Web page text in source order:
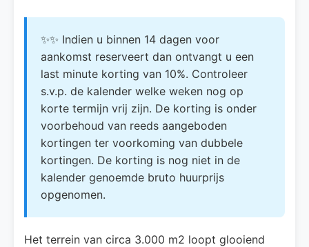
✨✨ Indien u binnen 14 dagen voor
aankomst reserveert dan ontvangt u een
last minute korting van 10%. Controleer
s.v.p. de kalender welke weken nog op
korte termijn vrij zijn. De korting is onder
voorbehoud van reeds aangeboden
kortingen ter voorkoming van dubbele
kortingen. De korting is nog niet in de
kalender genoemde bruto huurprijs
opgenomen.
Het terrein van circa 3.000 m2 loopt glooiend